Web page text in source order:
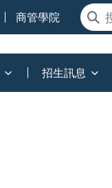
商管學院
招生訊息